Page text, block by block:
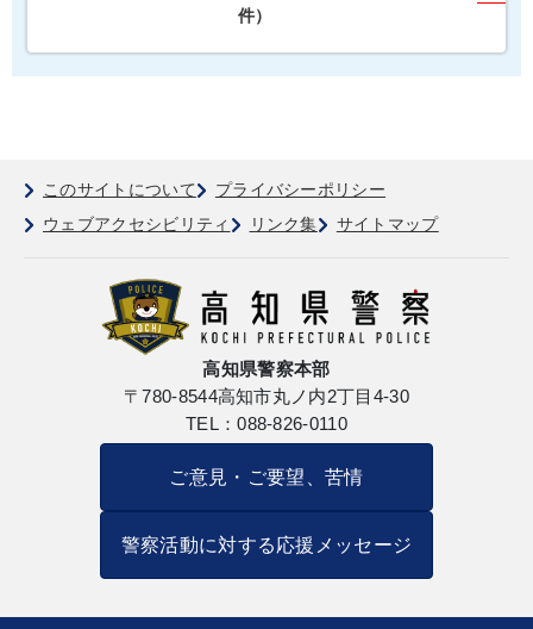
件）
このサイトについて
プライバシーポリシー
ウェブアクセシビリティ
リンク集 サイトマップ
高知県警察本部
〒780-8544高知市丸ノ内2丁目4-30
TEL：088-826-0110
ご意見・ご要望、苦情
警察活動に対する応援メッセージ